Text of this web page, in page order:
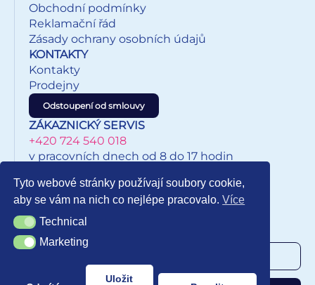
Obchodní podmínky
Reklamační řád
Zásady ochrany osobních údajů
KONTAKTY
Kontakty
Prodejny
Odstoupení od smlouvy
ZÁKAZNICKÝ SERVIS
+420 724 540 018
v pracovních dnech od 8 do 17 hodin
NEWSLETTER
Tyto webové stránky používají soubory cookie,
aby se vám na nich co nejlépe pracovalo.Více
TechnicalTechnical
MarketingMarketing
Uložit